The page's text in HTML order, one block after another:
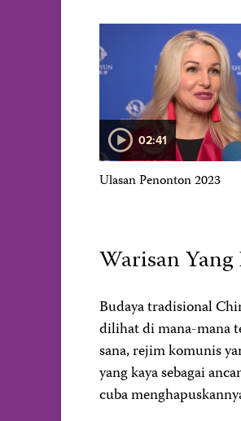
02:41
Ulasan Penonton 2023
Warisan
Budaya tradisional
dilihat di mana-mana
sana, rejim komunis
yang kaya sebagai
cuba